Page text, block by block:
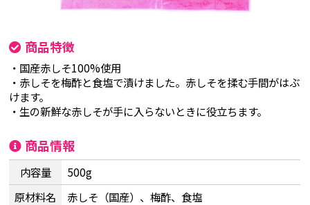
商品特徴
・国産赤しそ100%使用
・赤しそを梅酢と食塩で漬けました。赤しそを揉む手間がはぶ
けます。
・生の新鮮な赤しそが手に入らないときに役立ちます。
商品情報
内容量
500g
原材料名
赤しそ（国産）、梅酢、食塩